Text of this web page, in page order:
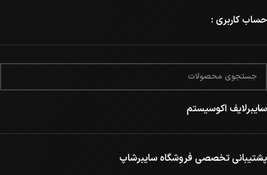
حساب کاربری :
سایبرلایف اکوسیستم
پشتیبانی تخصصی فروشگاه سایبرشاپ